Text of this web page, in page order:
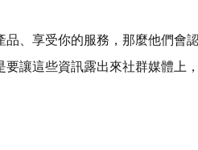
品、享受你的服務，那麼他們會
讓這些資訊露出來社群媒體上